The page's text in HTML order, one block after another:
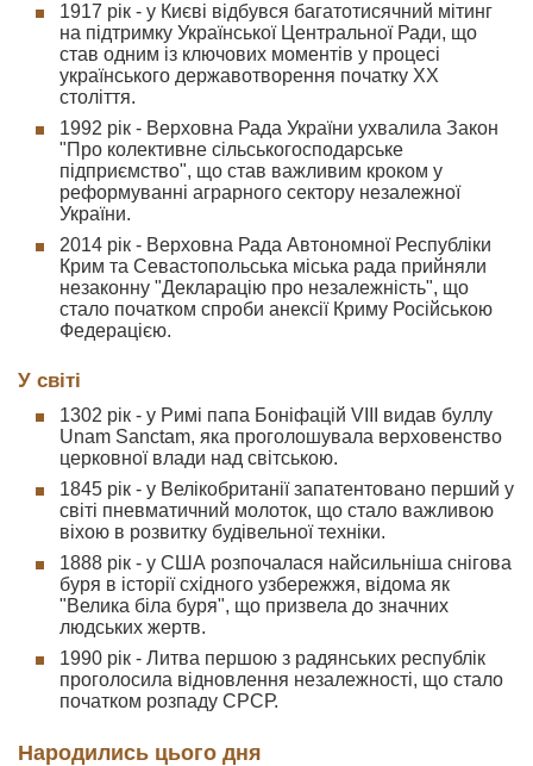
1917 рік - у Києві відбувся багатотисячний мітинг
на підтримку Української Центральної Ради, що
став одним із ключових моментів у процесі
українського державотворення початку XX
століття.
1992 рік - Верховна Рада України ухвалила Закон
"Про колективне сільськогосподарське
підприємство", що став важливим кроком у
реформуванні аграрного сектору незалежної
України.
2014 рік - Верховна Рада Автономної Республіки
Крим та Севастопольська міська рада прийняли
незаконну "Декларацію про незалежність", що
стало початком спроби анексії Криму Російською
Федерацією.
У світі
1302 рік - у Римі папа Боніфацій VIII видав буллу
Unam Sanctam, яка проголошувала верховенство
церковної влади над світською.
1845 рік - у Велікобританії запатентовано перший у
світі пневматичний молоток, що стало важливою
віхою в розвитку будівельної техніки.
1888 рік - у США розпочалася найсильніша снігова
буря в історії східного узбережжя, відома як
"Велика біла буря", що призвела до значних
людських жертв.
1990 рік - Литва першою з радянських республік
проголосила відновлення незалежності, що стало
початком розпаду СРСР.
Народились цього дня